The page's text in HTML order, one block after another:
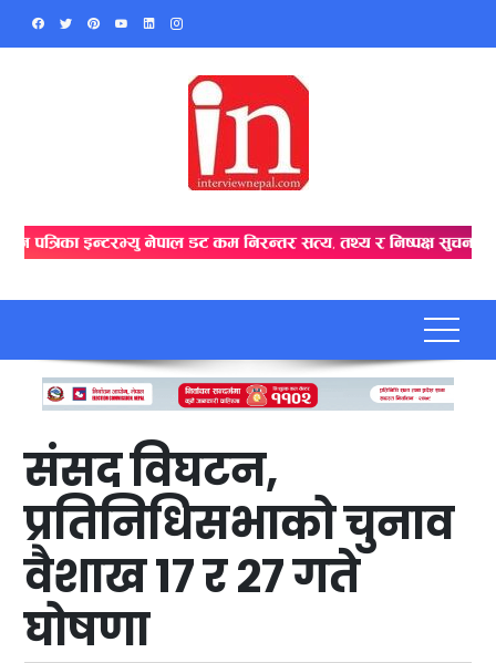
Skip
संसद विघटन,
प्रतिनिधिसभाको चुनाव
वैशाख १७ र २७ गते
घोषणा